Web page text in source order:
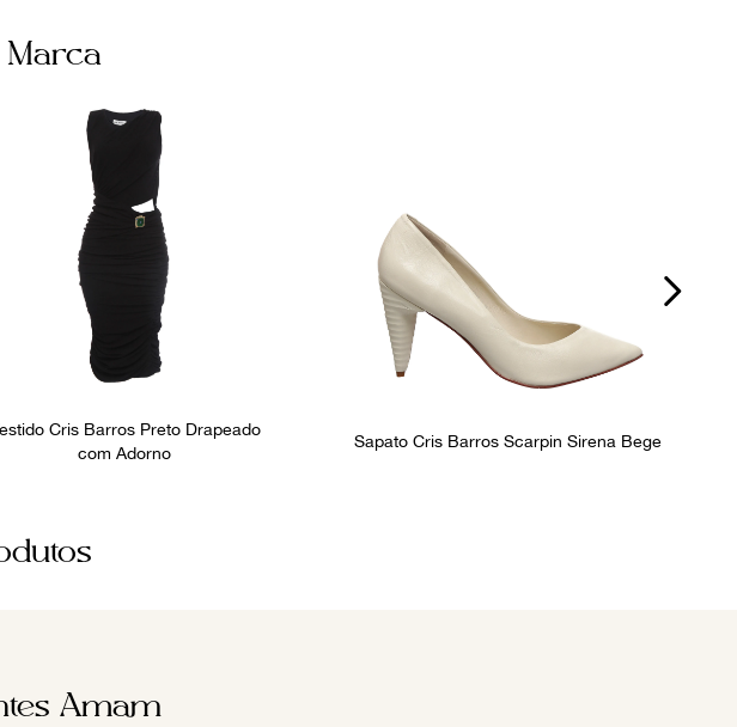
Marca
Cris Barros Preto Drapeado
com Adorno
Sapato Cris Barros Scarpin Sirena Bege
Amam